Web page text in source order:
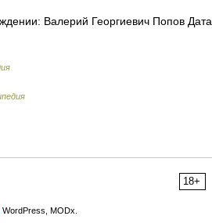
Валерий Георгиевич Попов Дата
18+
WordPress, MODx.